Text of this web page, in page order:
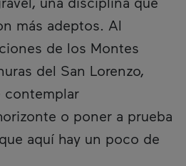
más adeptos. Al
de los Montes
del San Lorenzo,
contemplar
o poner a prueba
aquí hay un poco de